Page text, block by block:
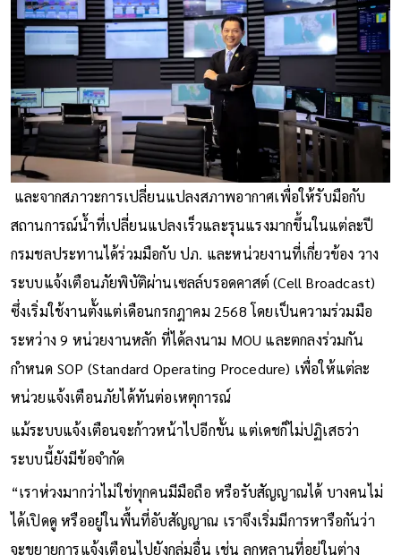
และจากสภาวะการเปลี่ยนแปลงสภาพอากาศเพื่อให้รับมือกับ
สถานการณ์น้ำที่เปลี่ยนแปลงเร็วและรุนแรงมากขึ้นในแต่ละปี
กรมชลประทานได้ร่วมมือกับ ปภ. และหน่วยงานที่เกี่ยวข้อง วาง
ระบบแจ้งเตือนภัยพิบัติผ่านเซลล์บรอดคาสต์ (Cell Broadcast)
ซึ่งเริ่มใช้งานตั้งแต่เดือนกรกฎาคม 2568 โดยเป็นความร่วมมือ
ระหว่าง 9 หน่วยงานหลัก ที่ได้ลงนาม MOU และตกลงร่วมกัน
กำหนด SOP (Standard Operating Procedure) เพื่อให้แต่ละ
หน่วยแจ้งเตือนภัยได้ทันต่อเหตุการณ์
แม้ระบบแจ้งเตือนจะก้าวหน้าไปอีกขั้น แต่เดชก็ไม่ปฏิเสธว่า
ระบบนี้ยังมีข้อจำกัด
“เราห่วงมากว่าไม่ใช่ทุกคนมีมือถือ หรือรับสัญญาณได้ บางคนไม่
ได้เปิดดู หรืออยู่ในพื้นที่อับสัญญาณ เราจึงเริ่มมีการหารือกันว่า